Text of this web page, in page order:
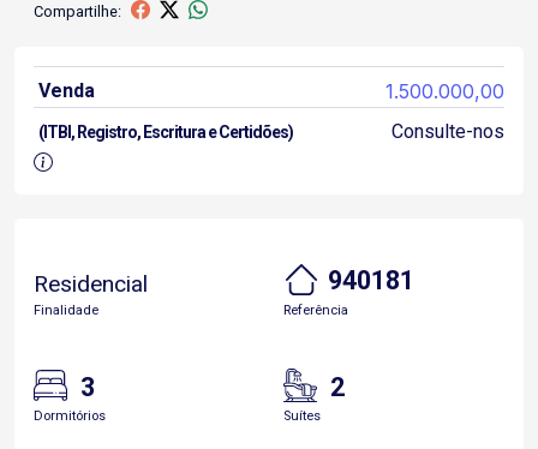
Compartilhe:
Venda 1.500.000,00
(ITBI, Registro, Escritura e Certidões) Consulte-nos
Residencial
Finalidade
940181
Referência
3
Dormitórios
2
Suítes